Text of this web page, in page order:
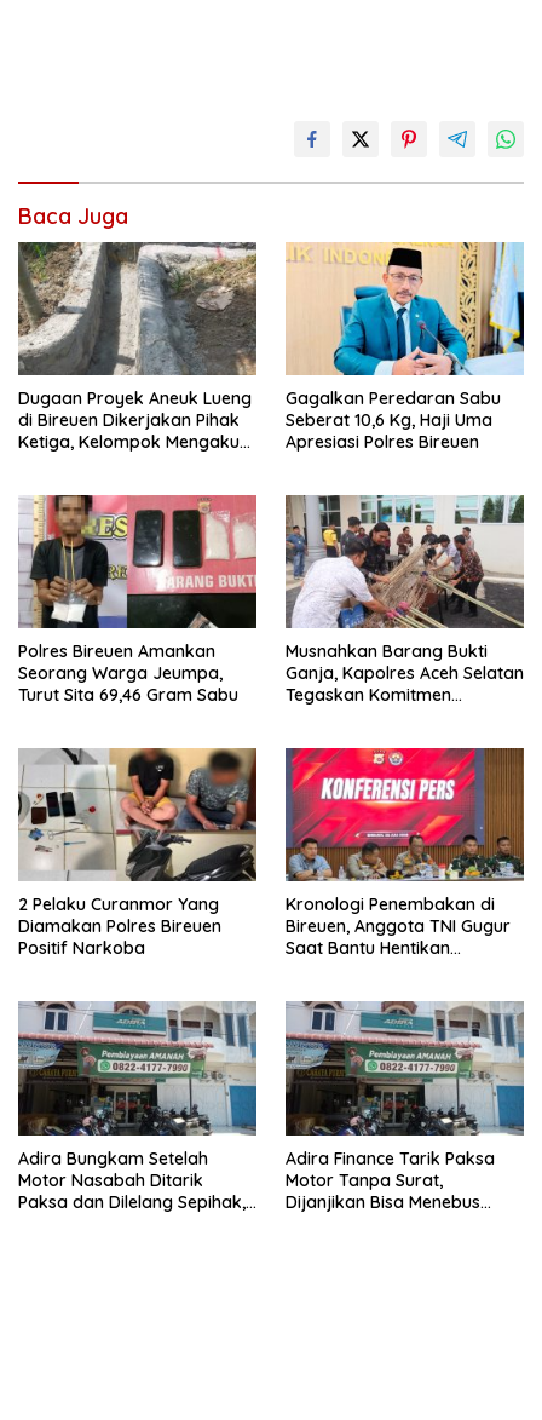
Baca Juga
Dugaan Proyek Aneuk Lueng
di Bireuen Dikerjakan Pihak
Ketiga, Kelompok Mengaku
Gagalkan Peredaran Sabu
Seberat 10,6 Kg, Haji Uma
Apresiasi Polres Bireuen
Polres Bireuen Amankan
Seorang Warga Jeumpa,
Turut Sita 69,46 Gram Sabu
Musnahkan Barang Bukti
Ganja, Kapolres Aceh Selatan
Tegaskan Komitmen
2 Pelaku Curanmor Yang
Diamakan Polres Bireuen
Positif Narkoba
Kronologi Penembakan di
Bireuen, Anggota TNI Gugur
Saat Bantu Hentikan
Adira Bungkam Setelah
Motor Nasabah Ditarik
Paksa dan Dilelang Sepihak,
Adira Finance Tarik Paksa
Motor Tanpa Surat,
Dijanjikan Bisa Menebus